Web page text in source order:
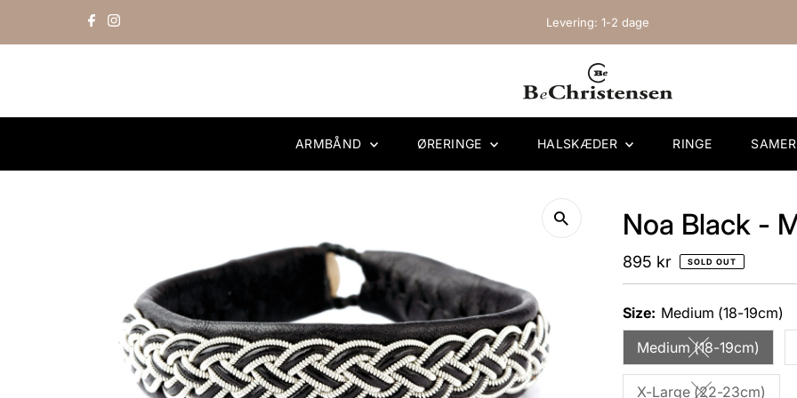
Skip to content Levering: 1-2 dage
ARMBÅND ØRERINGE HALSKÆDER RINGE SAMER
Noa Black -
Regular
Price
895 kr SOLD OUT
Size: Medium (18-19cm)
Medium (18-19cm)
Variant sold
X-Large (22-23cm)